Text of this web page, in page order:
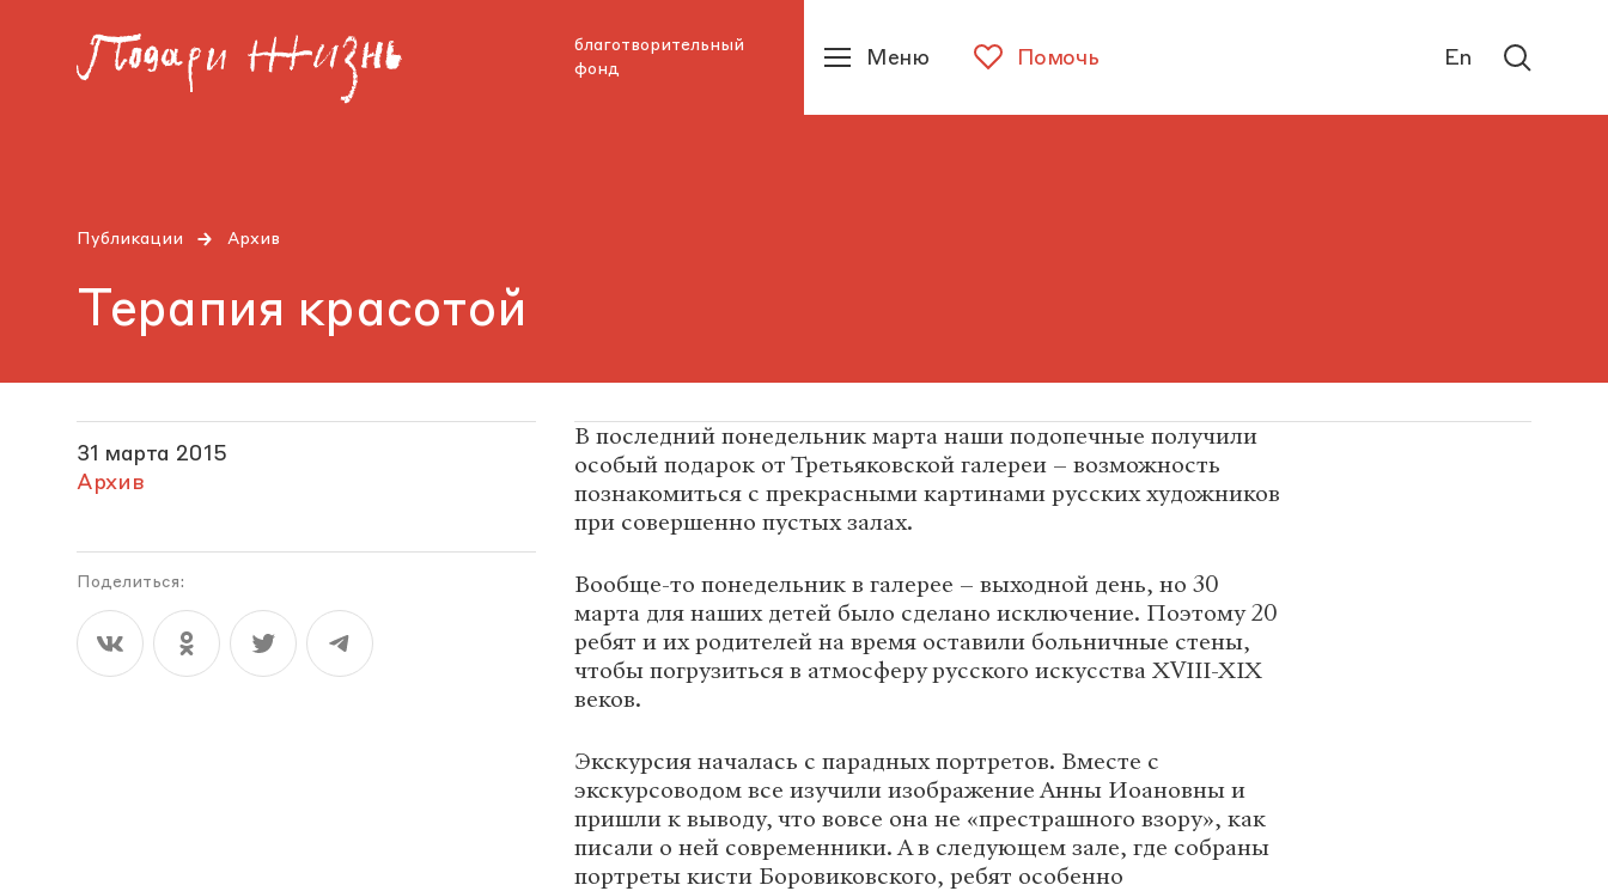
благотворительный
фонд
Помочь
Меню En
Публикации Архив
Терапия красотой
31 марта 2015
Архив
Поделиться:
В последний понедельник марта наши подопечные получили
особый подарок от Третьяковской галереи – возможность
познакомиться с прекрасными картинами русских художников
при совершенно пустых залах.
Вообще-то понедельник в галерее – выходной день, но 30
марта для наших детей было сделано исключение. Поэтому 20
ребят и их родителей на время оставили больничные стены,
чтобы погрузиться в атмосферу русского искусства XVIII-XIX
веков.
Экскурсия началась с парадных портретов. Вместе с
экскурсоводом все изучили изображение Анны Иоановны и
пришли к выводу, что вовсе она не «престрашного взору», как
писали о ней современники. А в следующем зале, где собраны
портреты кисти Боровиковского, ребят особенно